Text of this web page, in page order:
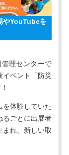
やYouTubeを
理センターで
イベント「防災
を体験していた
るごとに出展者
まれ、新しい取